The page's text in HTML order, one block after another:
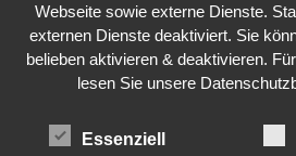
Webseite sowie externe Dienste.
externen Dienste deaktiviert. Sie
belieben aktivieren & deaktivieren.
lesen Sie unsere
Essenziell